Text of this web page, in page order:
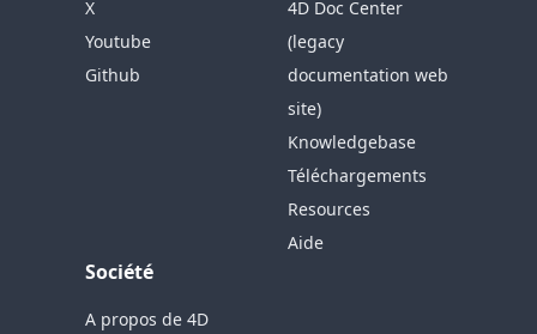
X
Youtube
Github
4D Doc Center
(legacy
documentation web
site)
Knowledgebase
Téléchargements
Resources
Aide
Société
A propos de 4D